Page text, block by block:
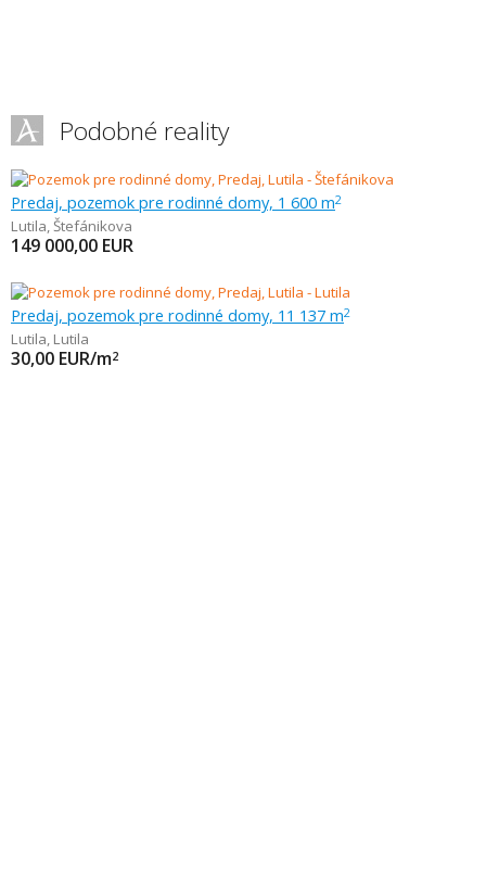
Podobné reality
Predaj, pozemok pre rodinné domy, 1 600 m2
Lutila,Štefánikova
149 000,00 EUR
Predaj, pozemok pre rodinné domy, 11 137 m2
Lutila, Lutila
30,00 EUR/m2